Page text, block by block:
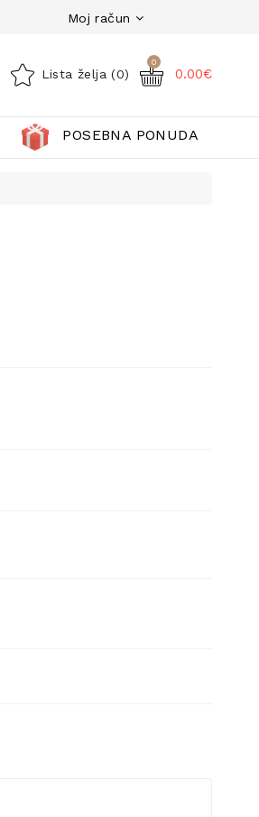
Moj račun
Lista želja (0)
0
0.00€
POSEBNA PONUDA